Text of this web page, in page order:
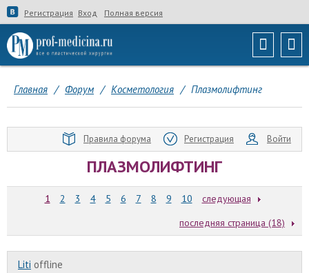
Регистрация Вход Полная версия
Главная / Форум / Косметология / Плазмолифтинг
Правила форума Регистрация Войти
ПЛАЗМОЛИФТИНГ
1 2 3 4 5 6 7 8 9 10
следующая
последняя страница (18)
Liti offline